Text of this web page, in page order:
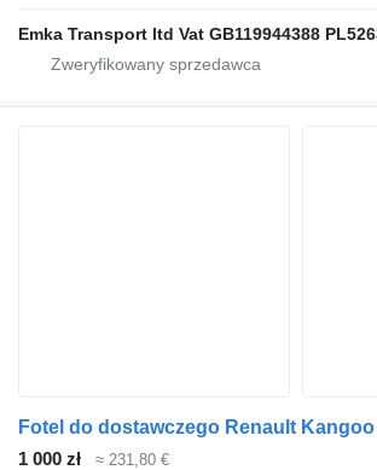
Emka Transport ltd Vat GB119944388
Fotel do dostawczego Renault Kangoo
1 000 zł
≈ 231,80 €